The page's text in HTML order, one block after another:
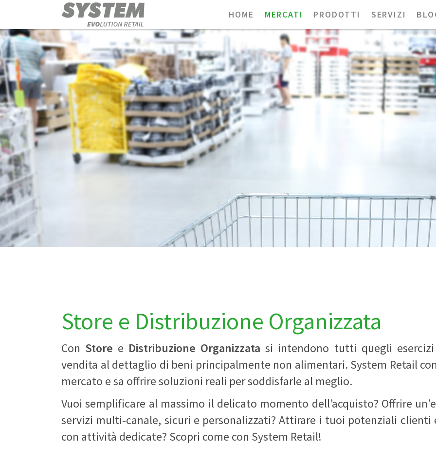
HOME MERCATI PRODOTTI SERVIZI
Store e Distribuzione Organizzata
Con Store e Distribuzione Organizzata si intendono tutti quegli
vendita al dettaglio di beni principalmente non alimentari. System Retail
mercato e sa offrire soluzioni reali per soddisfarle al meglio.
Vuoi semplificare al massimo il delicato momento dell’acquisto? Offrire
servizi multi-canale, sicuri e personalizzati? Attirare i tuoi potenziali
con attività dedicate? Scopri come con System Retail!